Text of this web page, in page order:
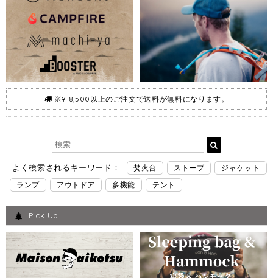
※¥ 8,500以上のご注文で送料が無料になります。
よく検索されるキーワード： 焚火台 ストーブ
ジャケット
ランプ
アウトドア 多機能 テント
Pick Up